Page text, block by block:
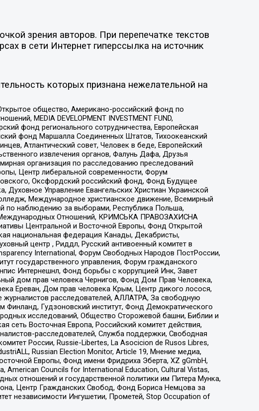
зрения авторов. При перепечатке текстов
в сети Интернет гиперссылка на источник
которых признана нежелательной на
общество, Американо-российский фонд по
MEDIA DEVELOPMENT INVESTMENT FUND,
фонд регионального сотрудничества, Европейская
фонд Маршалла Соединенных Штатов, Тихоокеанский
Атлантический совет, Человек в беде, Европейский
извлечения органов, Фалунь Дафа, Друзья
организация по расследованию преследований
Центр либеральной современности, Форум
Оксфордский российский фонд, Фонд Будущее
Управление Евангельских Христиан Украинской
Международное христианское движение, Всемирный
по наблюдению за выборами, Республика Польша,
Отношений, КРИМСЬКА ПРАВОЗАХИСНА
Центральной и Восточной Европы, Фонд Открытой
национальная федерация Канады, Декабристы,
центр , Риддл, Русский антивоенный комитет в
International, Форум Свободных Народов ПостРоссии,
государственного управления, Форум гражданского
Интернешнл, Фонд борьбы с коррупцией Инк, Завет
дом прав человека Чернигов, Фонд Дом Прав Человека,
Ереван, Дом прав человека Крым, Центр дикого лосося,
расследователей, АЛЛАТРА, За свободную
Финланд, Гудзоновский институт, Фонд Демократического
исследований, Общество Сторожевой башни, Библии и
сеть Восточная Европа, Российский комитет действия,
расследователей, Служба поддержки, Свободная
России, Russie-Libertes, La Asocicion de Rusos Libres,
Russian Election Monitor, Article 19, Мнение медиа,
Европы, Фонд имени Фридриха Эберта, XZ gGmbH,
Councils for International Education, Cultural Vistas,
отношений и государственной политики им Питера Мунка,
Центр Гражданских Свобод, Фонд Бориса Немцова за
независимости Ингушетии, Прометей, Stop Occupation of